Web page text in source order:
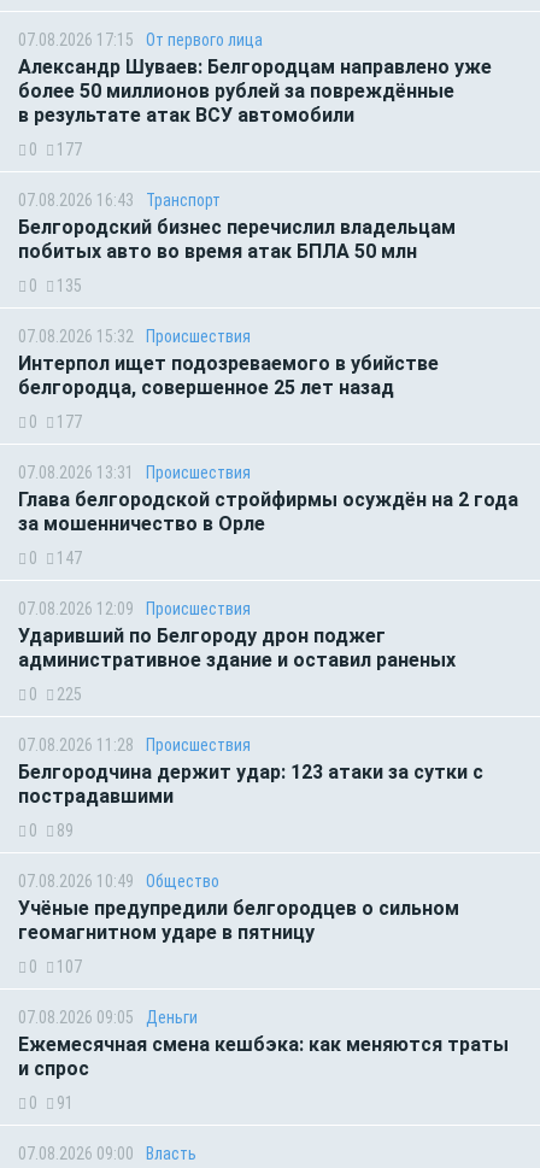
07.08.2026 17:15 От первого лица
Александр Шуваев: Белгородцам направлено уже
более 50 миллионов рублей за повреждённые
в результате атак ВСУ автомобили
0 177
07.08.2026 16:43 Транспорт
Белгородский бизнес перечислил владельцам
побитых авто во время атак БПЛА 50 млн
0 135
07.08.2026 15:32 Происшествия
Интерпол ищет подозреваемого в убийстве
белгородца, совершенное 25 лет назад
0 177
07.08.2026 13:31 Происшествия
Глава белгородской стройфирмы осуждён на 2 года
за мошенничество в Орле
0 147
07.08.2026 12:09 Происшествия
Ударивший по Белгороду дрон поджег
административное здание и оставил раненых
0 225
07.08.2026 11:28 Происшествия
Белгородчина держит удар: 123 атаки за сутки с
пострадавшими
0 89
07.08.2026 10:49 Общество
Учёные предупредили белгородцев о сильном
геомагнитном ударе в пятницу
0 107
07.08.2026 09:05 Деньги
Ежемесячная смена кешбэка: как меняются траты
и спрос
0 91
07.08.2026 09:00 Власть